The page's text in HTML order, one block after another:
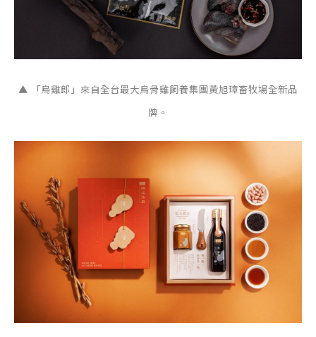
▲ 「烏雞郎」來自全台最大烏骨雞飼養集團黃旭璋畜牧場全新品
牌。